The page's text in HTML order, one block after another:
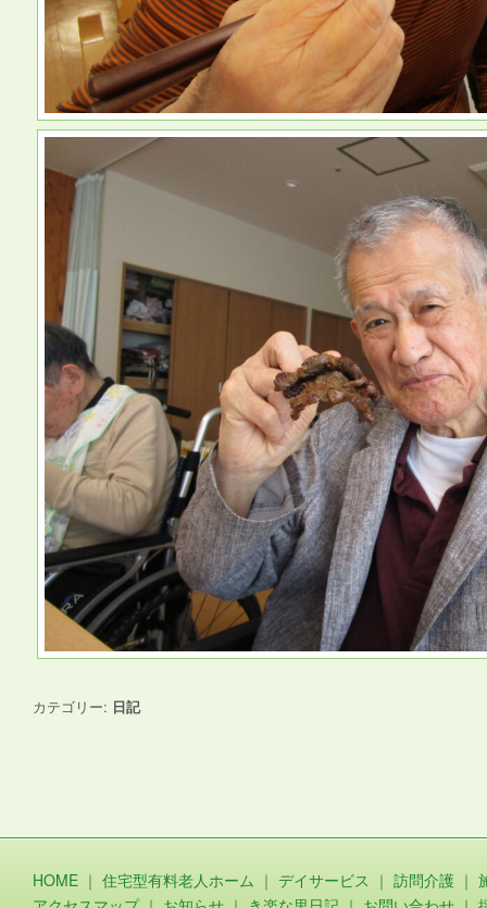
カテゴリー: 日記
HOME ｜ 住宅型有料老人ホーム ｜ デイサービス ｜ 訪問介護 ｜